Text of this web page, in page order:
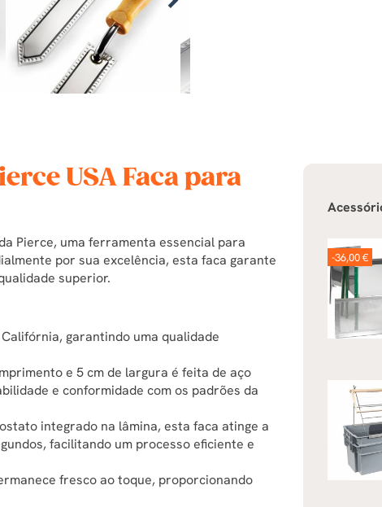
USA Faca para
Pierce, uma ferramenta essencial para
por sua excelência, esta faca garante
superior.
garantindo uma qualidade
e 5 cm de largura é feita de aço
e conformidade com os padrões da
integrado na lâmina, esta faca atinge a
facilitando um processo eficiente e
fresco ao toque, proporcionando
-36,00 €